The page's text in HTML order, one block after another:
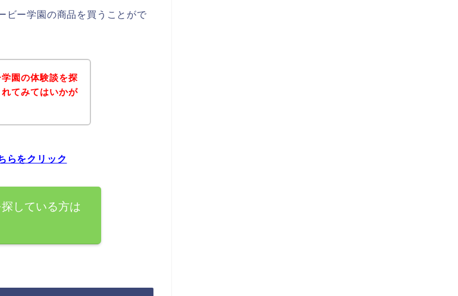
ビー学園の商品を買うことがで
園の体験談を探
てみてはいかが
らをクリック
している方は